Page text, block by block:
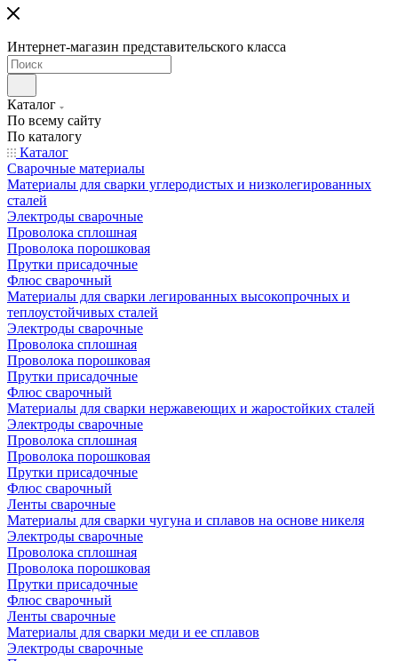
Интернет-магазин представительского класса
Каталог
По всему сайту
По каталогу
Каталог
Сварочные материалы
Материалы для сварки углеродистых и низколегированных
сталей
Электроды сварочные
Проволока сплошная
Проволока порошковая
Прутки присадочные
Флюс сварочный
Материалы для сварки легированных высокопрочных и
теплоустойчивых сталей
Электроды сварочные
Проволока сплошная
Проволока порошковая
Прутки присадочные
Флюс сварочный
Материалы для сварки нержавеющих и жаростойких сталей
Электроды сварочные
Проволока сплошная
Проволока порошковая
Прутки присадочные
Флюс сварочный
Ленты сварочные
Материалы для сварки чугуна и сплавов на основе никеля
Электроды сварочные
Проволока сплошная
Проволока порошковая
Прутки присадочные
Флюс сварочный
Ленты сварочные
Материалы для сварки меди и ее сплавов
Электроды сварочные